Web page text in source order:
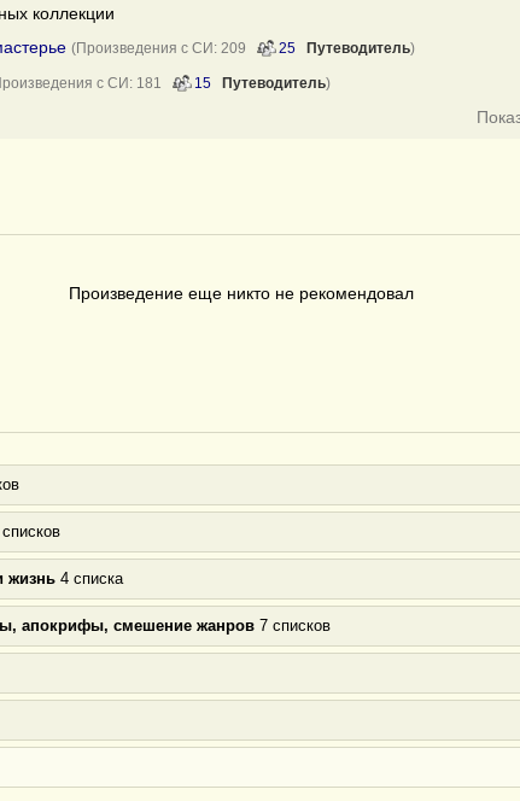
коллекции
(Произведения с СИ: 209 25 Путеводитель)
с СИ: 181 15 Путеводитель)
Произведение еще никто не рекомендовал
жизнь 4 списка
апокрифы, смешение жанров 7 списков